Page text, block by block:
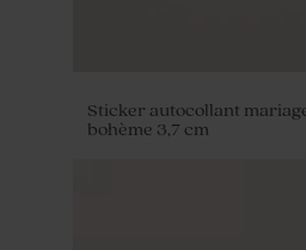
Sticker autocollant
bohème 3,7 cm